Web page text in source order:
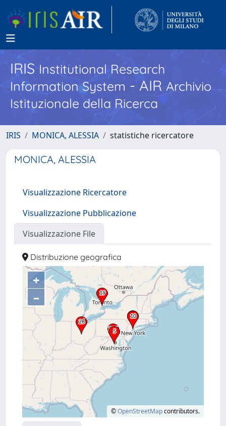
IRISInstitutional Research
Information System - AIR Archivio
Istituzionale della Ricerca
IRIS MONICA, ALESSIA statistiche ricercatore
MONICA, ALESSIA
Visualizzazione Ricercatore
Visualizzazione Pubblicazione
Visualizzazione File
Distribuzione geografica
+
–
©OpenStreetMapcontributors.